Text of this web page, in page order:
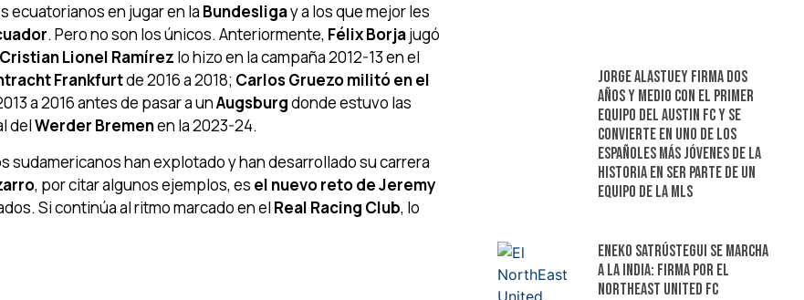
ecuatorianos en jugar en la Bundesligay a los que mejor les
. Pero no son los únicos. Anteriormente, Félix Borjajugó
Cristian Lionel Ramírez lo hizo en la campaña 2012-13 en el
Frankfurtde 2016 a 2018; Carlos Gruezo militó en el
a 2016 antes de pasar a unAugsburgdonde estuvo las
delWerder Bremenen la 2023-24.
sudamericanos han explotado y han desarrollado su carrera
, por citar algunos ejemplos, es el nuevo reto de Jeremy
Si continúa al ritmo marcado en el Real Racing Club, lo
Jorge Alastuey firma dos
años y medio con el primer
equipo del Austin FC y se
convierte en uno de los
españoles más jóvenes de la
historia en ser parte de un
equipo de la MLS
Eneko Satrústegui se marcha
a la India: firma por el
NorthEast United FC